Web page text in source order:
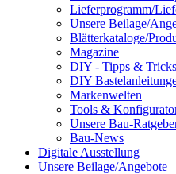
Lieferprogramm/
Unsere Beilage/
Blätterkataloge/
Magazine
DIY - Tipps & Tricks
DIY
Markenwelten
Tools &
Unsere Bau-
Bau-News
Digitale Ausstellung
Unsere Beilage/Angebote